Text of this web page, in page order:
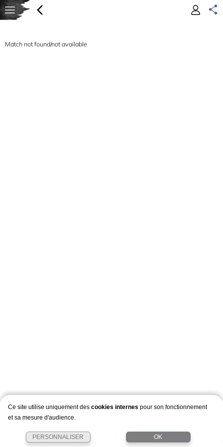
Match not found/not available
Ce site utilise uniquement des cookies internes pour son fonctionnement
et sa mesure d'audience.
PERSONNALISER OK